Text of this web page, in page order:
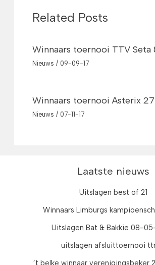
Related Posts
Winnaars toernooi TTV Seta
Nieuws / 09-09-17
Winnaars toernooi Asterix
Nieuws / 07-11-17
Laatste nieuws
Uitslagen best of 21
Winnaars Limburgs
Uitslagen Bat & Bakkie 08-
uitslagen afsluittoernooi
’t belke winnaar verenigingsbeker